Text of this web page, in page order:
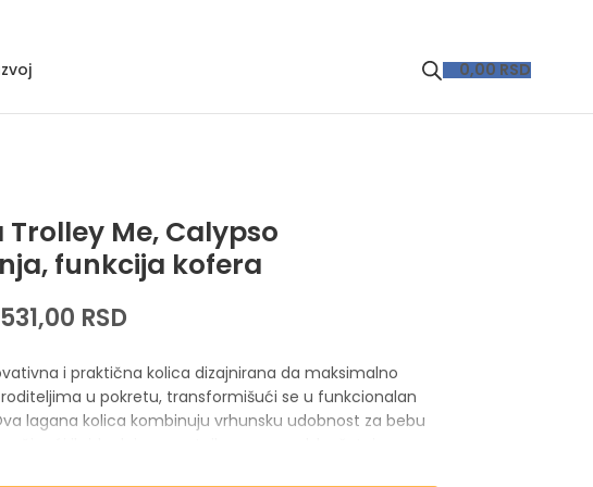
0,00 RSD
Me, Calypso
funkcija kofera
RSD
i praktična kolica dizajnirana da maksimalno
u pokretu, transformišući se u funkcionalan
lagana kolica kombinuju vrhunsku udobnost za bebu